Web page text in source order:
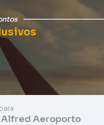
Alfred Aeroporto